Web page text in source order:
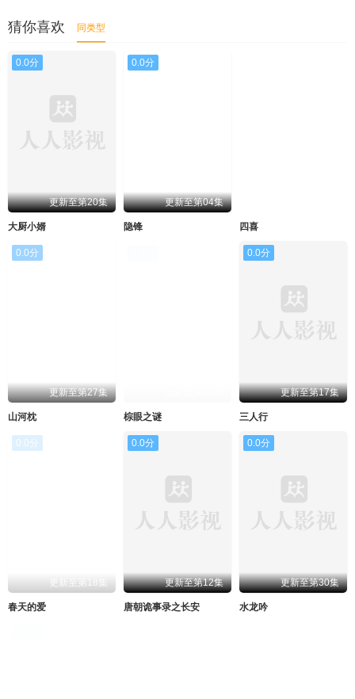
猜你喜欢 同类型
0.0分
更新至第20集
大厨小婿
0.0分
更新至第04集
隐锋 四喜
0.0分
更新至第27集
山河枕 棕眼之谜
0.0分
更新至第17集
三人行
0.0分
更新至第18集
春天的爱
0.0分
更新至第12集
唐朝诡事录之长安
0.0分
更新至第30集
水龙吟